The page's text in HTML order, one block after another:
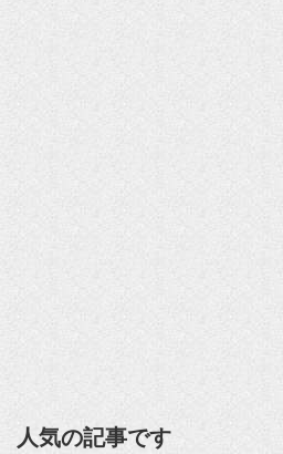
人気の記事です